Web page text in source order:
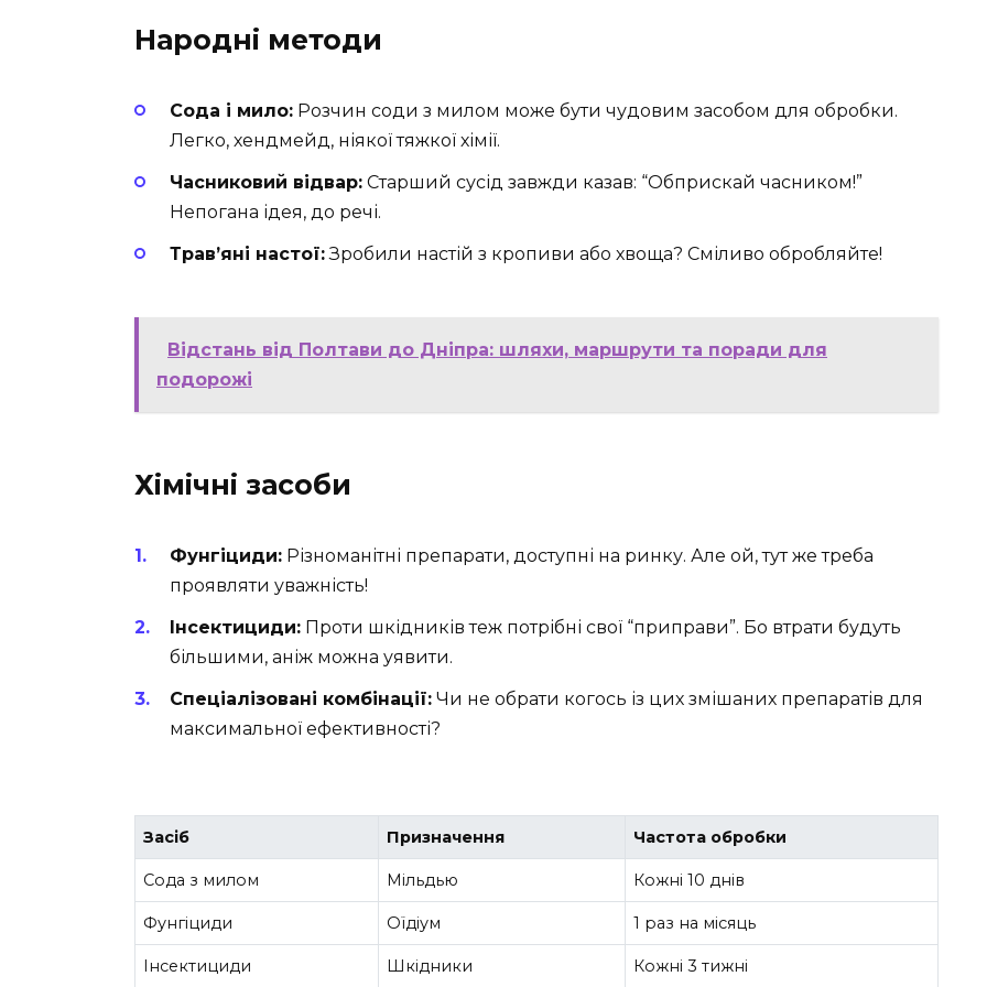
Народні методи
Сода і мило: Розчин соди з милом може бути чудовим засобом для обробки.
Легко, хендмейд, ніякої тяжкої хімії.
Часниковий відвар: Старший сусід завжди казав: “Обприскай часником!”
Непогана ідея, до речі.
Трав’яні настої:Зробили настій з кропиви або хвоща? Сміливо обробляйте!
Відстань від Полтави до Дніпра: шляхи, маршрути та поради для
подорожі
Хімічні засоби
Фунгіциди: Різноманітні препарати, доступні на ринку. Але ой, тут же треба
проявляти уважність!
Інсектициди: Проти шкідників теж потрібні свої “приправи”. Бо втрати будуть
більшими, аніж можна уявити.
Спеціалізовані комбінації: Чи не обрати когось із цих змішаних препаратів для
максимальної ефективності?
Засіб Призначення Частота обробки
Сода з милом Мільдью Кожні 10 днів
Фунгіциди Оїдіум 1 раз на місяць
Інсектициди Шкідники Кожні 3 тижні